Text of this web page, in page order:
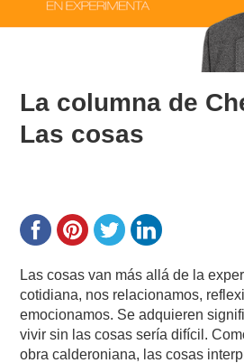
La columna de
Las cosas
Las cosas van más allá de la
cotidiana, nos relacionamos,
emocionamos. Se adquieren
vivir sin las cosas sería difícil.
obra calderoniana, las cosas